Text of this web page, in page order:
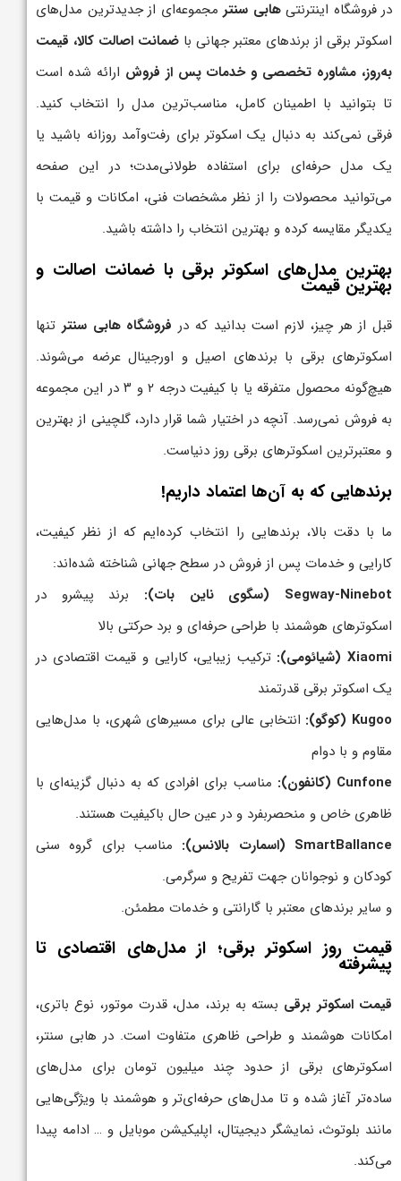
در فروشگاه اینترنتیهابی سنتر مجموعه‌ای از جدیدترین مدل‌های
اسکوتر برقی از برندهای معتبر جهانی با ضمانت اصالت کالا، قیمت
به‌روز، مشاوره تخصصی و خدمات پس از فروش ارائه شده است
تا بتوانید با اطمینان کامل، مناسب‌ترین مدل را انتخاب کنید.
فرقی نمی‌کند به دنبال یک اسکوتر برای رفت‌وآمد روزانه باشید یا
یک مدل حرفه‌ای برای استفاده طولانی‌مدت؛ در این صفحه
می‌توانید محصولات را از نظر مشخصات فنی، امکانات و قیمت با
یکدیگر مقایسه کرده و بهترین انتخاب را داشته باشید.
بهترین مدل‌های اسکوتر برقی با ضمانت اصالت و
بهترین قیمت
قبل از هر چیز، لازم است بدانید که در فروشگاه هابی سنتر تنها
اسکوترهای برقی با برندهای اصیل و اورجینال عرضه می‌شوند.
هیچ‌گونه محصول متفرقه یا با کیفیت درجه ۲ و ۳ در این مجموعه
به فروش نمی‌رسد. آنچه در اختیار شما قرار دارد، گلچینی از بهترین
و معتبرترین اسکوترهای برقی روز دنیاست.
برندهایی که به آن‌ها اعتماد داریم!
ما با دقت بالا، برندهایی را انتخاب کرده‌ایم که از نظر کیفیت،
کارایی و خدمات پس از فروش در سطح جهانی شناخته شده‌اند:
Segway-Ninebot (سگوی ناین بات):‌
برند پیشرو در
اسکوترهای هوشمند با طراحی حرفه‌ای و برد حرکتی بالا
Xiaomi (شیائومی):‌
ترکیب زیبایی، کارایی و قیمت اقتصادی در
یک اسکوتر برقی قدرتمند
Kugoo (کوگو):‌
انتخابی عالی برای مسیرهای شهری، با مدل‌هایی
مقاوم و با دوام
Cunfone (کانفون):‌
مناسب برای افرادی که به دنبال گزینه‌ای با
ظاهری خاص و منحصربفرد و در عین حال باکیفیت هستند.
SmartBallance (اسمارت بالانس):
مناسب برای گروه سنی
کودکان و نوجوانان جهت تفریح و سرگرمی.
و سایر برندهای معتبر با گارانتی و خدمات مطمئن.
قیمت روز اسکوتر برقی؛ از مدل‌های اقتصادی تا
پیشرفته
قیمت اسکوتر برقی بسته به برند، مدل، قدرت موتور، نوع باتری،
امکانات هوشمند و طراحی ظاهری متفاوت است. در هابی سنتر،
اسکوترهای برقی از حدود چند میلیون تومان برای مدل‌های
ساده‌تر آغاز شده و تا مدل‌های حرفه‌ای‌تر و هوشمند با ویژگی‌هایی
مانند بلوتوث، نمایشگر دیجیتال، اپلیکیشن موبایل و … ادامه پیدا
می‌کند.